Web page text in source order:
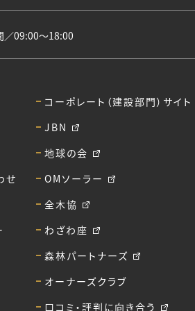
／09:00〜18:00
せ
コーポレート（建設部門）サイト
JBN
地球の会
OMソーラー
全木協
わざわ座
森林パートナーズ
オーナーズクラブ
口コミ・評判に向き合う